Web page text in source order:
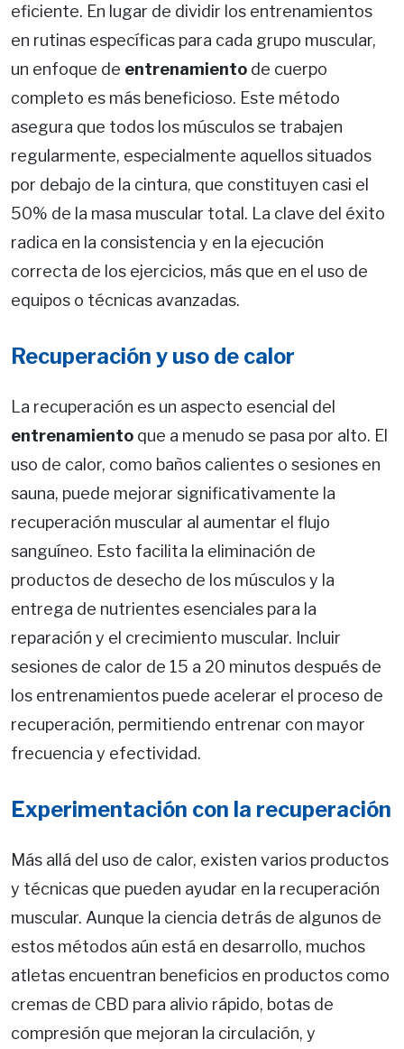
eficiente. En lugar de dividir los entrenamientos
en rutinas específicas para cada grupo muscular,
un enfoque de entrenamiento de cuerpo
completo es más beneficioso. Este método
asegura que todos los músculos se trabajen
regularmente, especialmente aquellos situados
por debajo de la cintura, que constituyen casi el
50% de la masa muscular total. La clave del éxito
radica en la consistencia y en la ejecución
correcta de los ejercicios, más que en el uso de
equipos o técnicas avanzadas.
Recuperación y uso de calor
La recuperación es un aspecto esencial del
entrenamiento que a menudo se pasa por alto. El
uso de calor, como baños calientes o sesiones en
sauna, puede mejorar significativamente la
recuperación muscular al aumentar el flujo
sanguíneo. Esto facilita la eliminación de
productos de desecho de los músculos y la
entrega de nutrientes esenciales para la
reparación y el crecimiento muscular. Incluir
sesiones de calor de 15 a 20 minutos después de
los entrenamientos puede acelerar el proceso de
recuperación, permitiendo entrenar con mayor
frecuencia y efectividad.
Experimentación con la recuperación
Más allá del uso de calor, existen varios productos
y técnicas que pueden ayudar en la recuperación
muscular. Aunque la ciencia detrás de algunos de
estos métodos aún está en desarrollo, muchos
atletas encuentran beneficios en productos como
cremas de CBD para alivio rápido, botas de
compresión que mejoran la circulación, y